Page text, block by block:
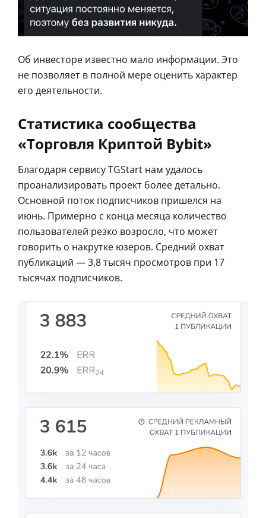
Об инвесторе известно мало информации. Это
не позволяет в полной мере оценить характер
его деятельности.
Статистика сообщества
«Торговля Криптой Bybit»
Благодаря сервису TGStart нам удалось
проанализировать проект более детально.
Основной поток подписчиков пришелся на
июнь. Примерно с конца месяца количество
пользователей резко возросло, что может
говорить о накрутке юзеров. Средний охват
публикаций — 3,8 тысяч просмотров при 17
тысячах подписчиков.